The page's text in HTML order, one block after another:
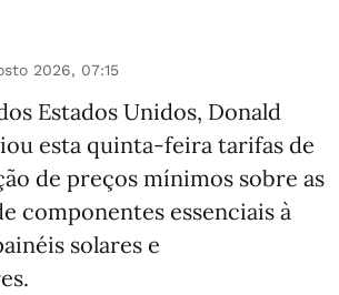
2026, 07:15
Estados Unidos, Donald
esta quinta-feira tarifas de
de preços mínimos sobre as
componentes essenciais à
solares e